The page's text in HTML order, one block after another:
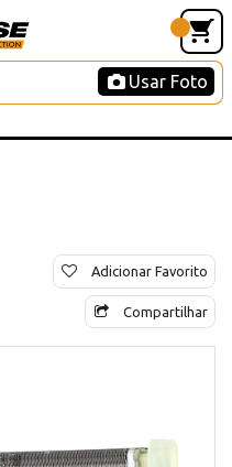
Usar Foto
Adicionar Favorito
Compartilhar